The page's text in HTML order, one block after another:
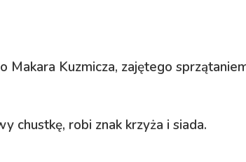
Kuzmicza, zajętego
chustkę, robi znak krzyża i siada.